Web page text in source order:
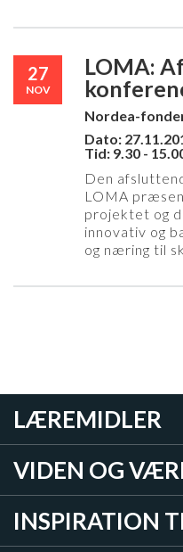
27
NOV
LOMA:
Nordea-
Dato:
Tid: 9.30 -
Den
LOMA
projektet og
innovativ og
og næring til
LÆREMIDLER
VIDEN OG
INSPIRATION